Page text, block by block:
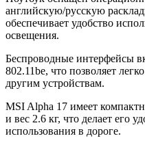
английскую/русскую
обеспечивает удобство
освещения.
Беспроводные интерфейсы
802.11be, что позволяет
другим устройствам.
MSI Alpha 17 имеет
и вес 2.6 кг, что делает его
использования в дороге.